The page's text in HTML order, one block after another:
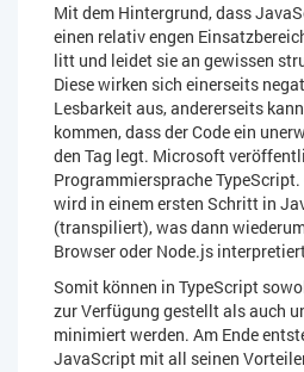
Mit dem Hintergrund, dass
einen relativ engen
litt und leidet sie an gewissen
Diese wirken sich einerseits
Lesbarkeit aus, andererseits
kommen, dass der Code ein
den Tag legt. Microsoft
Programmiersprache
wird in einem ersten Schritt in
(transpiliert), was dann
Browser oder Node.js
Somit können in TypeScript
zur Verfügung gestellt als auch
minimiert werden. Am Ende
JavaScript mit all seinen